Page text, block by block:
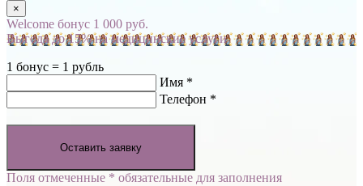
×
Welcome бонус 1 000 руб.
Выгода до 15% на медицинские услуги
1 бонус = 1 рубль
Имя *
Телефон *
Оставить заявку
Поля отмеченные * обязательные для заполнения